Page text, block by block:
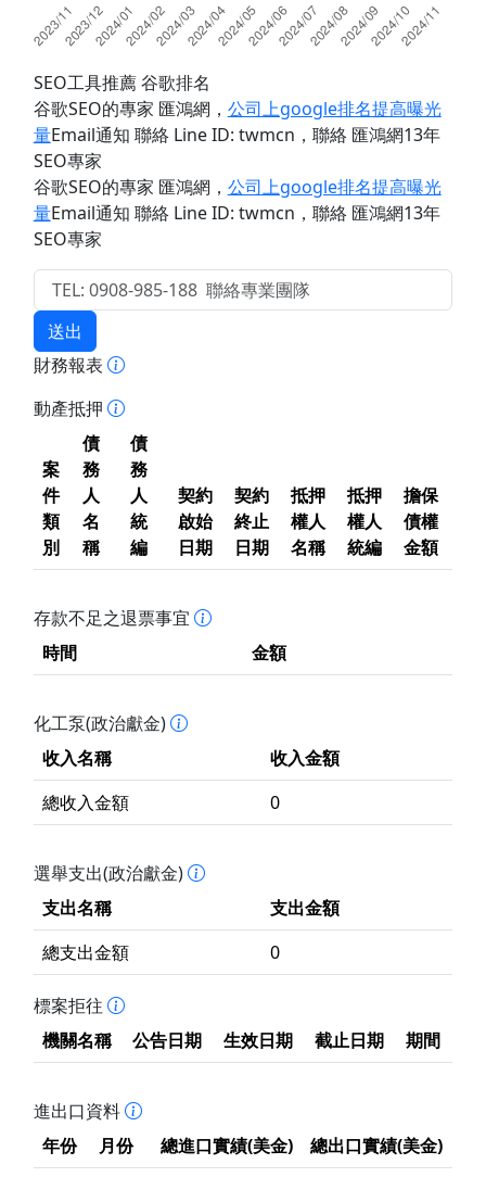
SEO工具推薦 谷歌排名
谷歌SEO的專家 匯鴻網 ， 公司上google排名提高曝光
量Email通知 聯絡 Line ID: twmcn ，聯絡 匯鴻網13年
SEO專家
谷歌SEO的專家 匯鴻網 ， 公司上google排名提高曝光
量Email通知 聯絡 Line ID: twmcn ，聯絡 匯鴻網13年
SEO專家
送出
財務報表
動產抵押
案
件
類
別
債
務
人
名
稱
債
務
人
統
編
契約
啟始
日期
契約
終止
日期
抵押
權人
名稱
抵押
權人
統編
擔保
債權
金額
存款不足之退票事宜
時間
金額
化工泵(政治獻金)
收入名稱
收入金額
總收入金額
0
選舉支出(政治獻金)
支出名稱
支出金額
總支出金額
0
標案拒往
機關名稱
公告日期 生效日期 截止日期 期間
進出口資料
年份
月份 總進口實績(美金)
總出口實績(美金)